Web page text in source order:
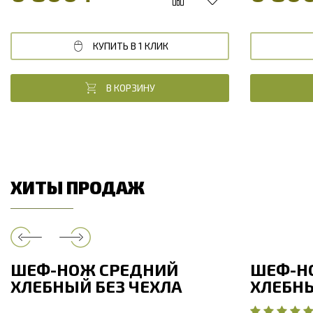
КУПИТЬ В 1 КЛИК
В КОРЗИНУ
ХИТЫ ПРОДАЖ
ШЕФ-НОЖ СРЕДНИЙ
ХЛЕБНЫЙ БЕЗ ЧЕХЛА
ШЕФ-